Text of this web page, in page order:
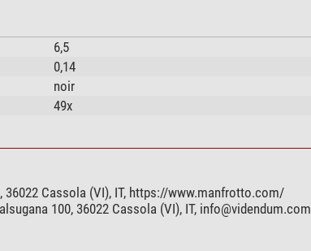
6,5
0,14
noir
49x
Cassola (VI), IT, https://www.manfrotto.com/
100, 36022 Cassola (VI), IT, info@videndum.com